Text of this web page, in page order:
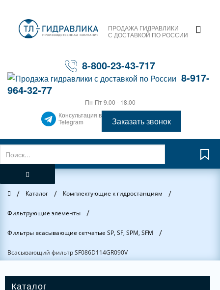
ПРОДАЖА ГИДРАВЛИКИ
С ДОСТАВКОЙ ПО РОССИИ
8-800-23-43-717
8-917-
964-32-77
Пн-Пт 9.00 - 18.00
Консультация в
Telegram
Заказать звонок
Главная
/ Каталог / Комплектующие к гидростанциям /
Фильтрующие элементы /
Фильтры всасывающие сетчатые SP, SF, SPM, SFM /
Всасывающий фильтр SF086D114GR090V